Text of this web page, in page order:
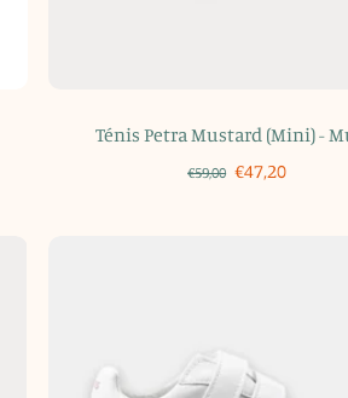
Ténis Petra Mustard (Mini) -
€59,00 €47,20